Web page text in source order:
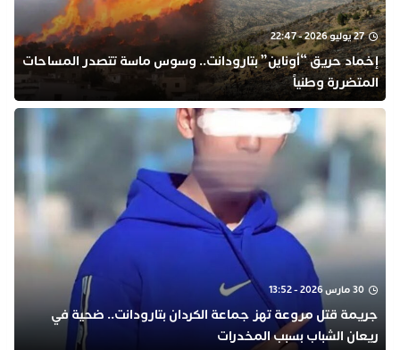
27 يوليو 2026 - 22:47
​إخماد حريق “أوناين” بتارودانت.. وسوس ماسة تتصدر المساحات
المتضررة وطنياً
30 مارس 2026 - 13:52
جريمة قتل مروعة تهز جماعة الكردان بتارودانت.. ضحية في
ريعان الشباب بسبب المخدرات